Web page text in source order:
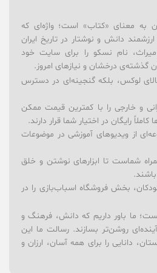
به معنای «کتاب» است؛ واژه‌ای که
دانش و نوشتار در تاریخ ایران
نام نسکو را برای سایت خود
گذشته‌ی درخشان و نیازهای امروز.
لوکس، بلکه گنجینه‌ای در دسترس
و خارجی را با کمترین قیمت ممکن
رایگان در اختیار شما قرار دارند.
از ویدیوهای آموزشی در موضوعات
شماست تا ابزارهای نوشتن و خلق
بخش فروشگاه اسباب‌بازی را در
ما باور داریم که دانش، فرهنگ و
روشن‌تر بسازند. رسالت ما این
دانایی را برای همه آسان، ارزان و